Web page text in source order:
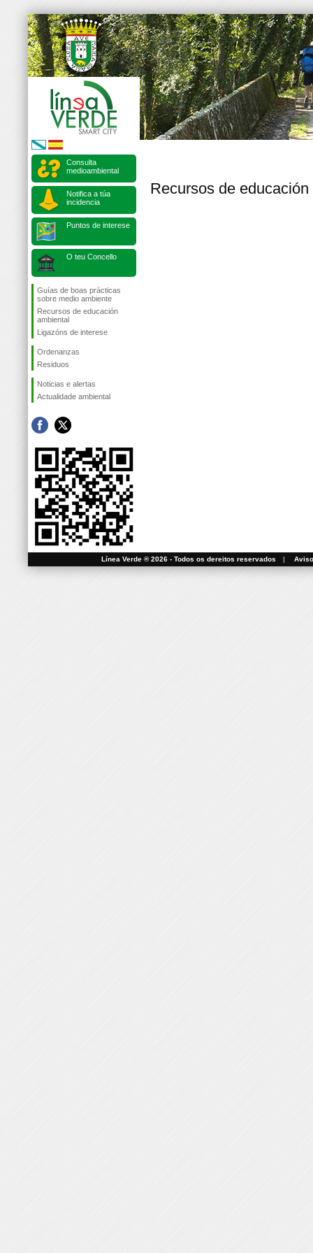
Consulta
medioambiental
Notifica a túa
incidencia
Puntos de interese
O teu Concello
Guías de boas prácticas
sobre medio ambiente
Recursos de educación
ambiental
Ligazóns de interese
Ordenanzas
Residuos
Noticias e alertas
Actualidade ambiental
Recursos de
Línea Verde ® 2026 - Todos os dereitos reservados |